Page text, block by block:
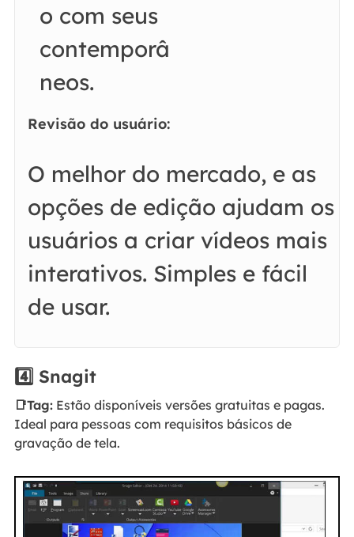
o com seus
contemporâ
neos.
Revisão do usuário:
O melhor do mercado, e as
opções de edição ajudam os
usuários a criar vídeos mais
interativos. Simples e fácil
de usar.
4️⃣ Snagit
📑Tag:Estão disponíveis versões gratuitas e pagas.
Ideal para pessoas com requisitos básicos de
gravação de tela.